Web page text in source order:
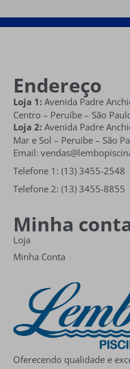
Oferecendo qualidade e
Minha
Loja
Minha Conta
Endereço
Loja 1: Avenida Padre
Centro – Peruíbe – São
Loja 2: Avenida Padre
Mar e Sol – Peruíbe – São
Email:
Telefone 1: (13) 3455-2548
Telefone 2: (13) 3455-8855